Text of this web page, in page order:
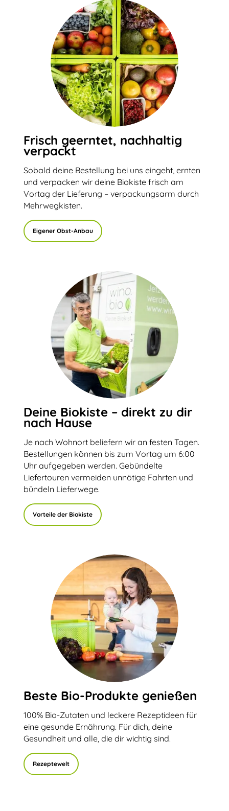
Frisch geerntet, nachhaltig
verpackt
Sobald deine Bestellung bei uns eingeht, ernten
und verpacken wir deine Biokiste frisch am
Vortag der Lieferung – verpackungsarm durch
Mehrwegkisten.
Eigener Obst-Anbau
Deine Biokiste – direkt zu dir
nach Hause
Je nach Wohnort beliefern wir an festen Tagen.
Bestellungen können bis zum Vortag um 6:00
Uhr aufgegeben werden. Gebündelte
Liefertouren vermeiden unnötige Fahrten und
bündeln Lieferwege.
Vorteile der Biokiste
Beste Bio-Produkte genießen
100% Bio-Zutaten und leckere Rezeptideen für
eine gesunde Ernährung. Für dich, deine
Gesundheit und alle, die dir wichtig sind.
Rezeptewelt